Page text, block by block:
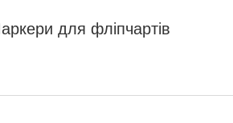
для фліпчартів